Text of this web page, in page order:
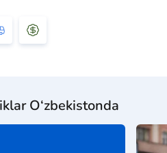
O‘zbekistonda